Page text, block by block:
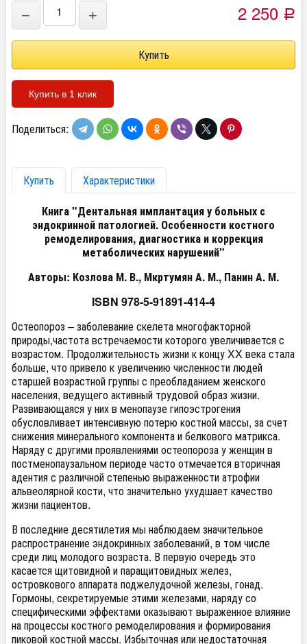
− + 2 250 Р
Купить в 1 клик
Поделиться:
Купить
Характеристики
Книга "Дентальная имплантация у больных с
эндокринной патологией. Особенности костного
ремоделирования, диагностика и коррекция
метаболических нарушений"
Авторы: Козлова М. В., Мкртумян А. М., Панин А. М.
ISBN 978-5-91891-414-4
Остеопороз – заболевание скелета многофакторной
природы,частота встречаемости которого увеличивается с
возрастом. Продолжительность жизни к концу XX века стала
больше, что привело к увеличению численности людей
старшей возрастной группы с преобладанием женского
населения, ведущего активный трудовой образ жизни.
Развивающаяся у них в менопаузе гипоэстрогения
обусловливает интенсивную потерю костной массы, за счет
снижения минерального компонента и белкового матрикса.
Наряду с другими проявлениями остеопороза у женщин в
постменопаузальном периоде часто отмечается вторичная
адентия с различной степенью выраженности атрофии
альвеолярной кости, что значительно ухудшает качество
жизни пациентов.
В последние десятилетия мы наблюдаем значительное
распространение эндокринных заболеваний, в том числе
среди лиц молодого возраста. В первую очередь это
касается щитовидной и паращитовидных желез,
островкового аппарата поджелудочной железы, гонад.
Гормоны, секретируемые этими железами, наряду со
специфическими эффектами оказывают выраженное влияние
на процессы костного ремоделирования и формирования
пиковой костной массы. Избыточная или недостаточная